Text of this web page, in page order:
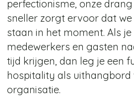
perfectionisme, onze
sneller zorgt ervoor dat we
staan in het moment. Als
medewerkers en gasten
tijd krijgen, dan leg je een
hospitality als uithangbord
organisatie.